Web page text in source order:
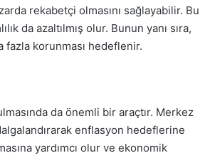
rekabetçi olmasını sağlayabilir. Bu
da azaltılmış olur. Bunun yanı sıra,
korunması hedeflenir.
da önemli bir araçtır. Merkez
enflasyon hedeflerine
yardımcı olur ve ekonomik